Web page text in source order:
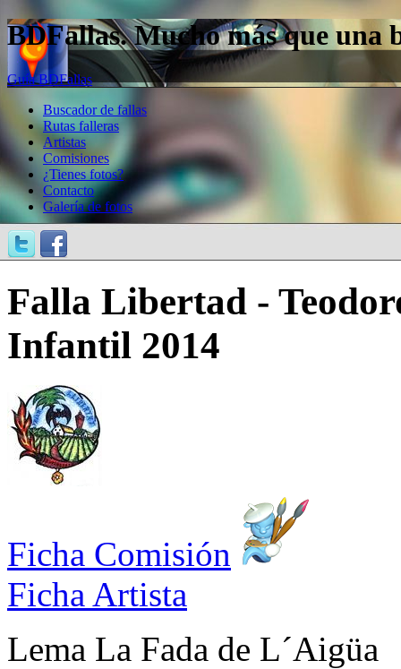
BDFallas. Mucho más que una
Guía BDFallas
Buscador de fallas
Rutas falleras
Artistas
Comisiones
¿Tienes fotos?
Contacto
Galería de fotos
Falla Libertad -
Infantil 2014
Ficha Comisión
Ficha Artista
Lema La Fada de L´Aigüa